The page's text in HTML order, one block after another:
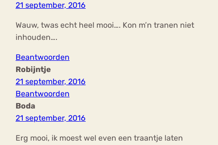
21 september, 2016
Wauw, twas echt heel mooi…. Kon m’n tranen niet
inhouden….
Beantwoorden
Robijntje
21 september, 2016
Beantwoorden
Boda
21 september, 2016
Erg mooi, ik moest wel even een traantje laten